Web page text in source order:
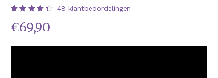
4.48
op 5
48 klantbeoordelingen
€69,90